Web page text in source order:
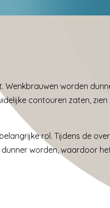
Wenkbrauwen worden
contouren zaten, zien
rol. Tijdens de
worden, waardoor